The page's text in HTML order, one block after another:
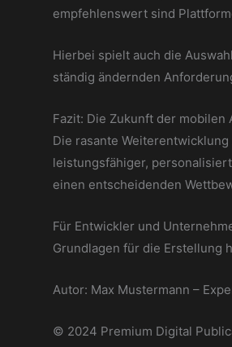
empfehlenswert sind
Hierbei spielt auch die
ständig ändernden
Fazit: Die Zukunft der mobilen
Die rasante
leistungsfähiger,
einen entscheidenden
Für Entwickler und
Grundlagen für die Erstellung
Autor: Max Mustermann –
© 2024 Premium Digital